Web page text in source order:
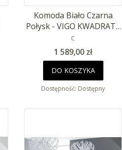
Komoda Biało Czarna
Połysk - VIGO KWADRAT -
100cm
PRODUCENT
C
Cena
1 589,00 zł
DO KOSZYKA
Dostępność: Dostępny